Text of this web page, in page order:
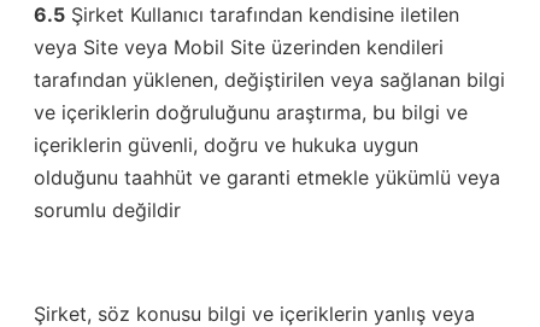
6.5 Şirket Kullanıcı tarafından kendisine iletilen
veya Site veya Mobil Site üzerinden kendileri
tarafından yüklenen, değiştirilen veya sağlanan bilgi
ve içeriklerin doğruluğunu araştırma, bu bilgi ve
içeriklerin güvenli, doğru ve hukuka uygun
olduğunu taahhüt ve garanti etmekle yükümlü veya
sorumlu değildir
Şirket, söz konusu bilgi ve içeriklerin yanlış veya